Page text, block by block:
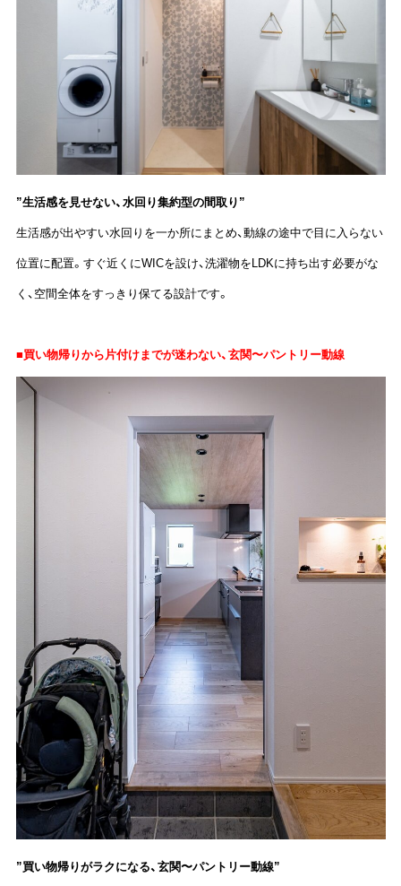
”生活感を見せない、水回り集約型の間取り”
生活感が出やすい水回りを一か所にまとめ、動線の途中で目に入らない
位置に配置。すぐ近くにWICを設け、洗濯物をLDKに持ち出す必要がな
く、空間全体をすっきり保てる設計です。
■買い物帰りから片付けまでが迷わない、玄関〜パントリー動線
”買い物帰りがラクになる、玄関〜パントリー動線”